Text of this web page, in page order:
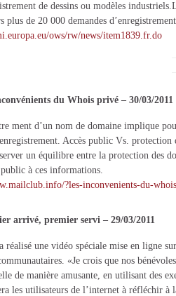
de dessins ou modèles
plus de 20 000 demandes
ows/rw/news/item1839.fr.do
du Whois privé – 30/03/2011
ment d’un nom de domaine implique
Accès public Vs. protection
un équilibre entre la protection des
public à ces informations.
?les-inconvenients-du-
arrivé, premier servi – 29/03/2011
réalisé une vidéo spéciale mise en ligne
«Je crois que nos
de manière amusante, en utilisant des
les utilisateurs de l’internet à réfléchir